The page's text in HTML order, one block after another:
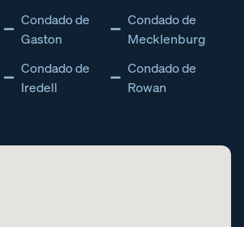
Condado de
Gaston
Condado de
Iredell
Condado de
Mecklenburg
Condado de
Rowan